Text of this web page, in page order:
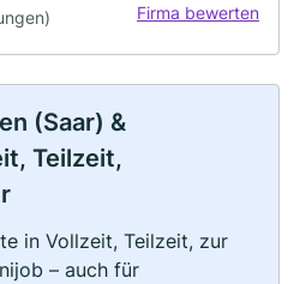
Firma bewerten
(Saar) &
Teilzeit,
in Vollzeit, Teilzeit, zur
– auch für